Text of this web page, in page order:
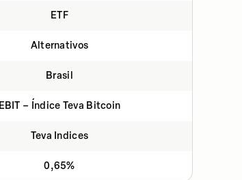
ETF
Alternativos
Brasil
EBIT – Índice Teva Bitcoin
Teva Indices
0,65%